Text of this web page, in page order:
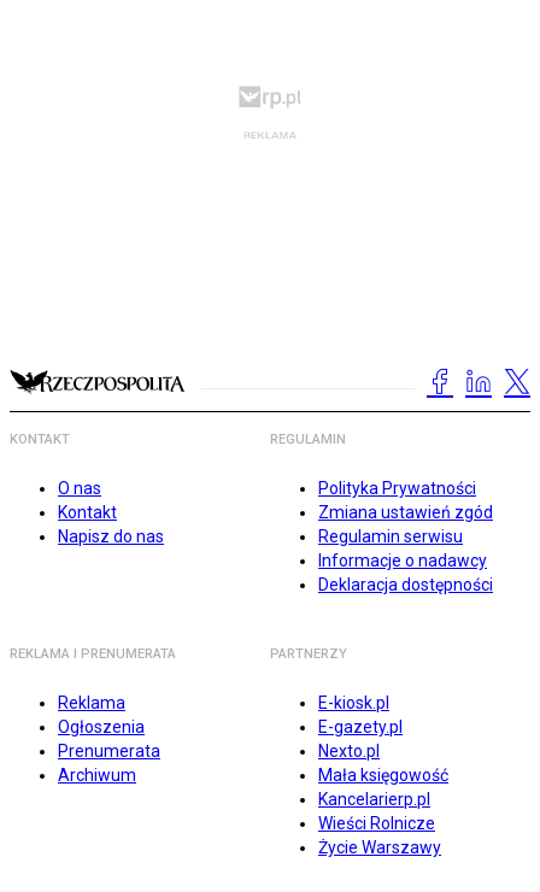
KONTAKT
O nas
Kontakt
Napisz do nas
REGULAMIN
Polityka Prywatności
Zmiana ustawień zgód
Regulamin serwisu
Informacje o nadawcy
Deklaracja dostępności
REKLAMA I PRENUMERATA
Reklama
Ogłoszenia
Prenumerata
Archiwum
PARTNERZY
E-kiosk.pl
E-gazety.pl
Nexto.pl
Mała księgowość
Kancelarierp.pl
Wieści Rolnicze
Życie Warszawy